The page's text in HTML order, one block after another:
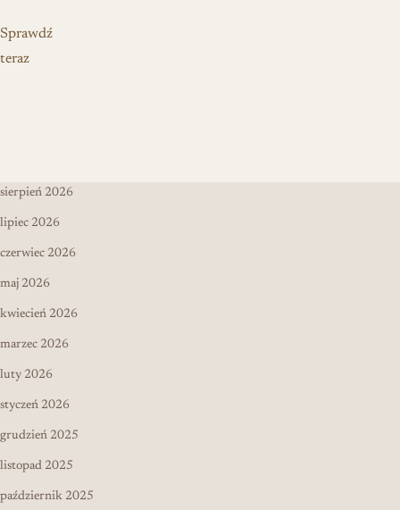
Sprawdź
teraz
sierpień 2026
lipiec 2026
czerwiec 2026
maj 2026
kwiecień 2026
marzec 2026
luty 2026
styczeń 2026
grudzień 2025
listopad 2025
październik 2025